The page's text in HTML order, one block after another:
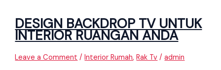
DESIGN BACKDROP TV UNTUK
INTERIOR RUANGAN ANDA
Leave a Comment /Interior Rumah,Rak Tv /admin